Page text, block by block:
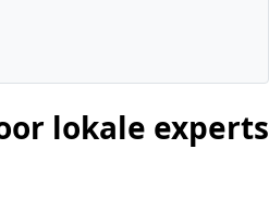
lokale experts